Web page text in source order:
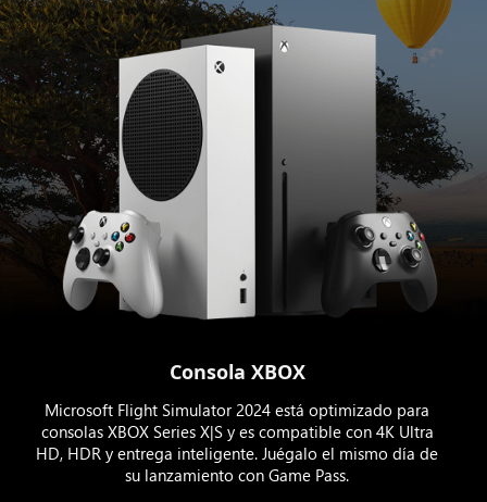
Consola XBOX
Microsoft Flight Simulator 2024 está optimizado para
consolas XBOX Series X|S y es compatible con 4K Ultra
HD, HDR y entrega inteligente. Juégalo el mismo día de
su lanzamiento con Game Pass.